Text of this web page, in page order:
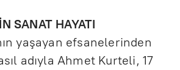
SANAT HAYATI
yaşayan efsanelerinden
adıyla Ahmet Kurteli, 17